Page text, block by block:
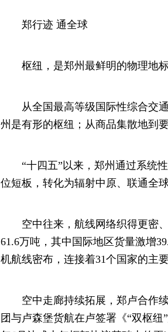
郑行迹 通全球
枢纽，是郑州最鲜明的物理地标
从全国最高等级国际性综合交通
州是有形的枢纽；从商品集散地到
“十四五”以来，郑州通过系统性
位短板，转化为辐射中原、联通全
空中往来，航线网络织得更密、
61.6万吨，其中国际地区货量激增
机航线密布，连接着31个国家的主要
空中走廊持续拓展，郑卢合作续
团与卢森堡货航在卢签署《“双枢